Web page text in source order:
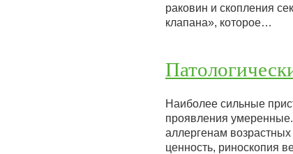
раковин и скопления
клапана», которое…
Наиболее сильные
проявления
аллергенам
ценность, риноскопия